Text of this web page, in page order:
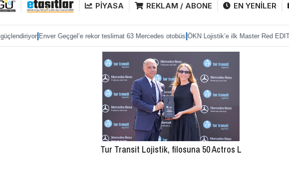
PİYASA REKLAM / ABONE EN YENİLER
|Enver Geçgel’e rekor teslimat 63 Mercedes otobüs|ÖKN Lojistik’e ilk Master Red EDITION|
Tur Transit Lojistik, filosuna 50 Actros L